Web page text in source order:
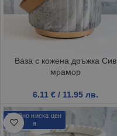
Ваза с кожена дръжка Сив
мрамор
6.11€ / 11.95 лв.
Трайно ниска цен
а